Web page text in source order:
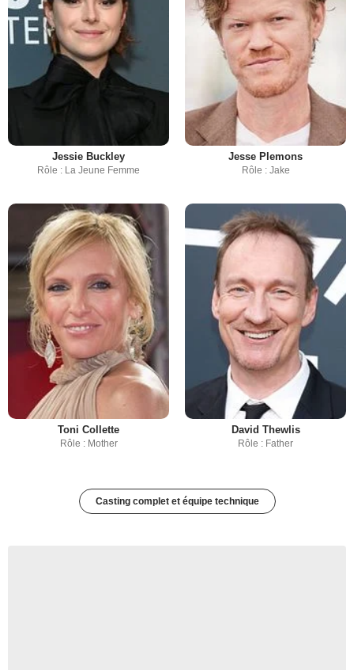
Jessie Buckley
Rôle : La Jeune Femme
Jesse Plemons
Rôle : Jake
Toni Collette
Rôle : Mother
David Thewlis
Rôle : Father
Casting complet et équipe technique